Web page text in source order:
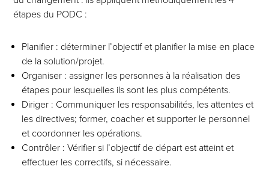
étapes du PODC :
Planifier : déterminer l’objectif et planifier la mise en place
de la solution/projet.
Organiser : assigner les personnes à la réalisation des
étapes pour lesquelles ils sont les plus compétents.
Diriger : Communiquer les responsabilités, les attentes et
les directives; former, coacher et supporter le personnel
et coordonner les opérations.
Contrôler : Vérifier si l’objectif de départ est atteint et
effectuer les correctifs, si nécessaire.